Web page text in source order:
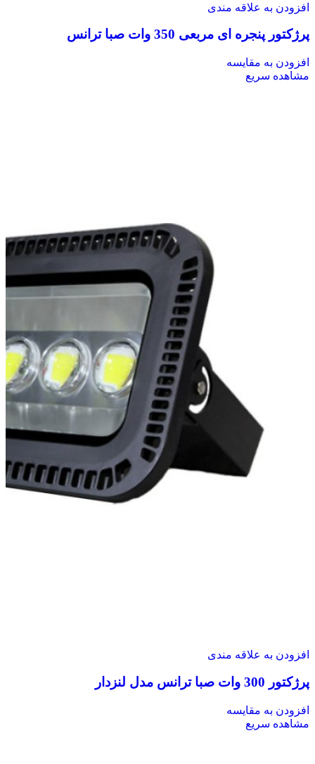
افزودن به علاقه مندی
پرژکتور پنجره ای مربعی 350 وات صبا ترانس
افزودن به مقایسه
مشاهده سریع
افزودن به علاقه مندی
پرژکتور 300 وات صبا ترانس مدل لنزدار
افزودن به مقایسه
مشاهده سریع